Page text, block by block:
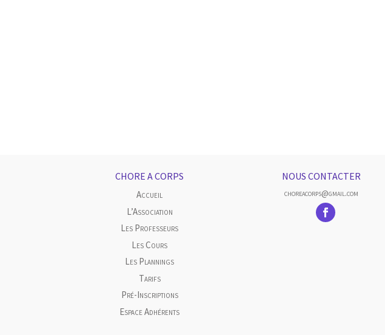
CHORE A CORPS
Accueil
L’Association
Les Professeurs
Les Cours
Les Plannings
Tarifs
Pré-Inscriptions
Espace Adhérents
NOUS CONTACTER
choreacorps@gmail.com